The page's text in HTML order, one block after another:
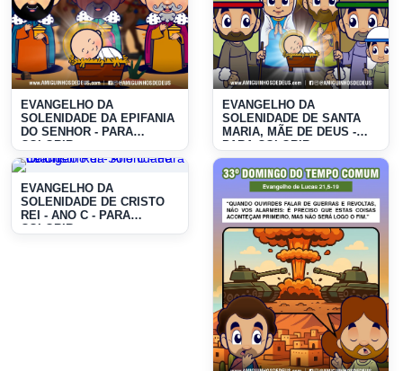
EVANGELHO DA
SOLENIDADE DA EPIFANIA
DO SENHOR - PARA
COLORIR
EVANGELHO DA
SOLENIDADE DE SANTA
MARIA, MÃE DE DEUS -
PARA COLORIR
EVANGELHO DA
SOLENIDADE DE CRISTO
REI - ANO C - PARA
COLORIR